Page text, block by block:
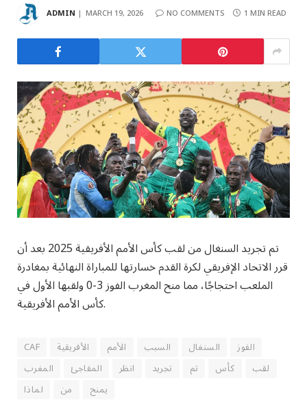
ADMIN MARCH 19, 2026 NO COMMENTS 1 MIN READ
تم تجريد السنغال من لقب كأس الأمم الأفريقية 2025 بعد أن
قرر الاتحاد الإفريقي لكرة القدم خسارتها للمباراة النهائية بمغادرة
الملعب احتجاجًا، مما منح المغرب الفوز 3-0 ولقبها الأول في
كأس الأمم الأفريقية.
CAF الأفريقية الأمم السبب السنغال
الفوز
المغرب
المفاجئ انظر تجريد تم كأس
لقب
لماذا
من يمنح